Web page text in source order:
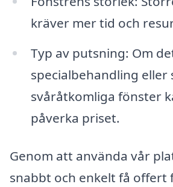
kräver mer tid och
Typ av putsning: Om
specialbehandling eller
svåråtkomliga fönster
påverka priset.
Genom att använda vår
snabbt och enkelt få offert